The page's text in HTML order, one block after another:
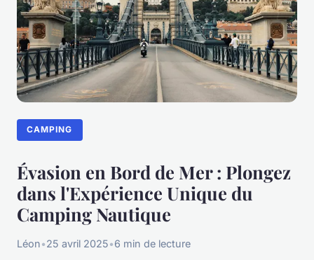
CAMPING
Évasion en Bord de Mer : Plongez
dans l'Expérience Unique du
Camping Nautique
Léon•25 avril 2025•6 min de lecture